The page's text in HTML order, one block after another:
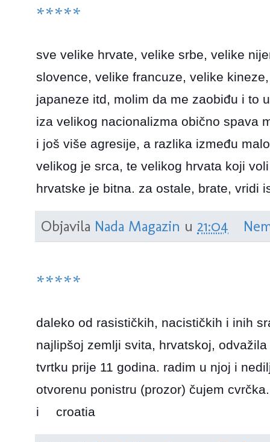
*****
sve velike hrvate, velike srbe, velike
slovence, velike francuze, velike
japaneze itd, molim da me zaobiđu i to
iza velikog nacionalizma obično spava
i još više agresije, a razlika između
velikog je srca, te velikog hrvata koji
hrvatske je bitna. za ostale, brate, vridi
Objavila Nada Magazin u 21:04
*****
daleko od rasističkih, nacističkih i inih
najlipšoj zemlji svita, hrvatskoj,
tvrtku prije 11 godina. radim u njoj i
otvorenu ponistru (prozor) čujem
i
croatia